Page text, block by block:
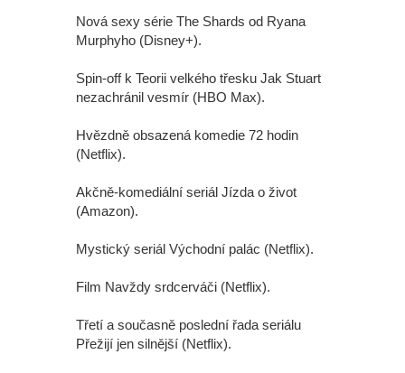
Nová sexy série The Shards od Ryana
Murphyho (Disney+).
Spin-off k Teorii velkého třesku Jak Stuart
nezachránil vesmír (HBO Max).
Hvězdně obsazená komedie 72 hodin
(Netflix).
Akčně-komediální seriál Jízda o život
(Amazon).
Mystický seriál Východní palác (Netflix).
Film Navždy srdcerváči (Netflix).
Třetí a současně poslední řada seriálu
Přežijí jen silnější (Netflix).